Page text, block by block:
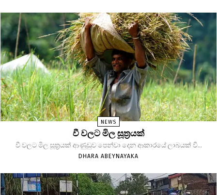
NEWS
වී වලට මිල සූත්‍රයක්
වී වලට මිල සූත්‍රයක් ආණුඩුව පෙන්වා දෙන ආකාරයේ ලාබයක් වී...
DHARA ABEYNAYAKA